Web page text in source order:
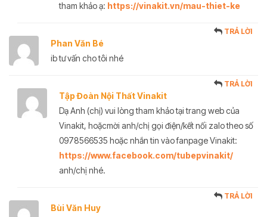
tham khảo ạ: https://vinakit.vn/mau-thiet-ke
Phan Văn Bé
TRẢ LỜI
ib tư vấn cho tôi nhé
Tập Đoàn Nội Thất Vinakit
TRẢ LỜI
Dạ Anh (chị) vui lòng tham khảo tại trang web của
Vinakit, hoặcmời anh/chị gọi điện/kết nối zalo theo số
0978566535 hoặc nhắn tin vào fanpage Vinakit:
https://www.facebook.com/tubepvinakit/
anh/chị nhé.
Bùi Văn Huy
TRẢ LỜI